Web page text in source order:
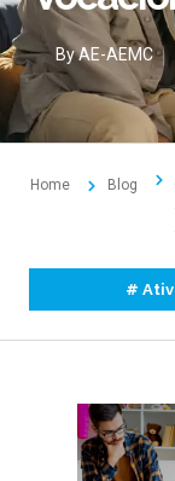
ByAE-AEMC
Home Blog
#